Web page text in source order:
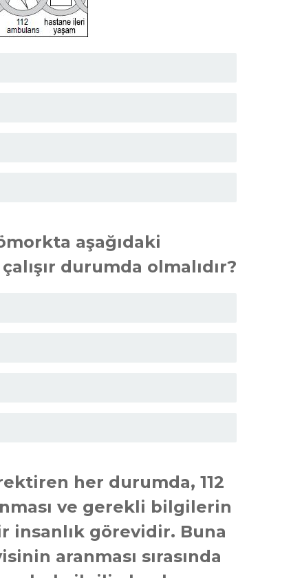
aşağıdaki
durumda olmalıdır?
her durumda, 112
ve gerekli bilgilerin
insanlık görevidir. Buna
aranması sırasında